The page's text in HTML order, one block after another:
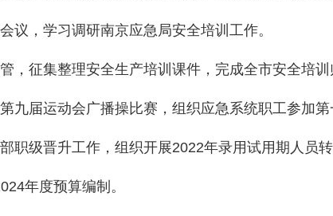
议，学习调研南京应急局安全培训工作。
，征集整理安全生产培训课件，完成全市安全培训
九届运动会广播操比赛，组织应急系统职工参加第
职级晋升工作，组织开展2022年录用试用期人员转
年度预算编制。